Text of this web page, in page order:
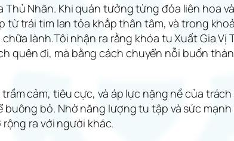
Nhãn. Khi quán tưởng từng đóa liên hoa
từ trái tim lan tỏa khắp thân tâm, và trong
lành.Tôi nhận ra rằng khóa tu Xuất Gia
quên đi, mà bằng cách chuyển nỗi buồn
cảm, tiêu cực, và áp lực nặng nề của
bỏ. Nhờ năng lượng tu tập và sức
ra với người khác.